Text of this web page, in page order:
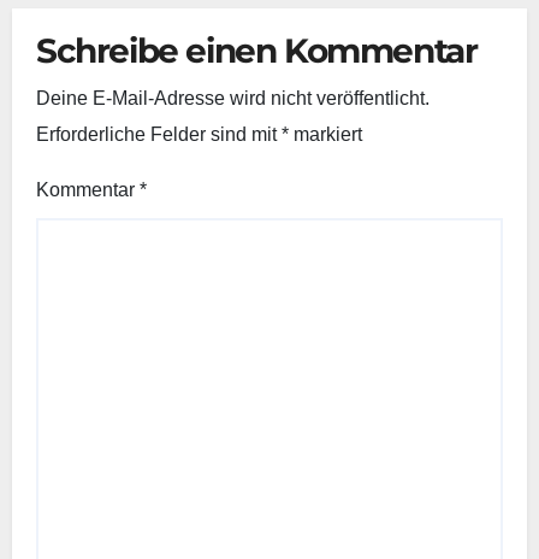
Schreibe einen Kommentar
Deine E-Mail-Adresse wird nicht veröffentlicht.
Erforderliche Felder sind mit* markiert
Kommentar *